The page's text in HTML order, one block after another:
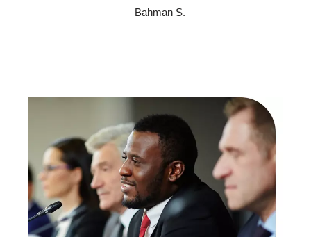
– Bahman S.